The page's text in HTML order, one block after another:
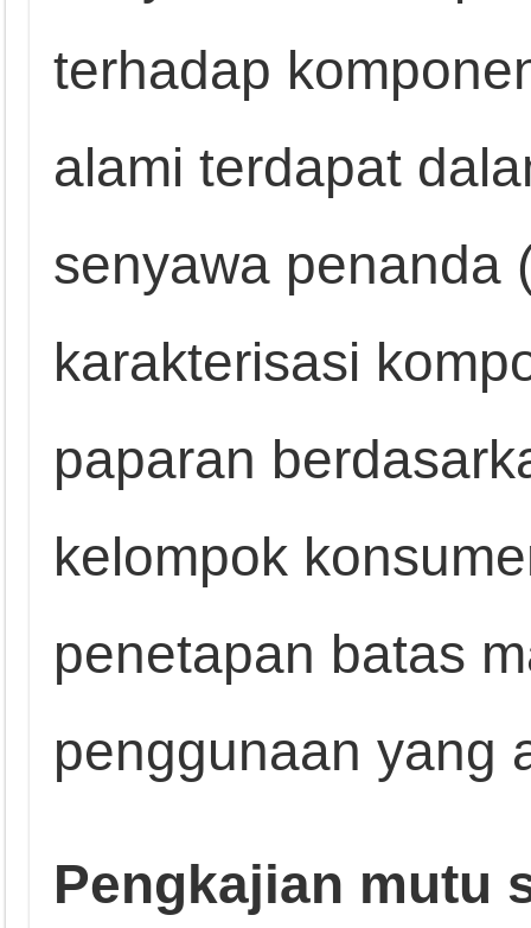
terhadap
alami terdapat
senyawa penanda
karakterisasi
paparan
kelompok
penetapan batas
penggunaan yang
Pengkajian mutu